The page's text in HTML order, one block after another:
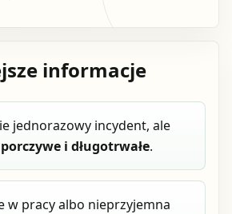
informacje
jednorazowy incydent, ale
i długotrwałe.
w pracy albo nieprzyjemna